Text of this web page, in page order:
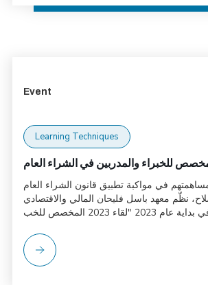
Event
Learning Techniques
في مواكبة تطبيق قانون الشراء العام
نظّم معهد باسل فليحان المالي والاقتصادي